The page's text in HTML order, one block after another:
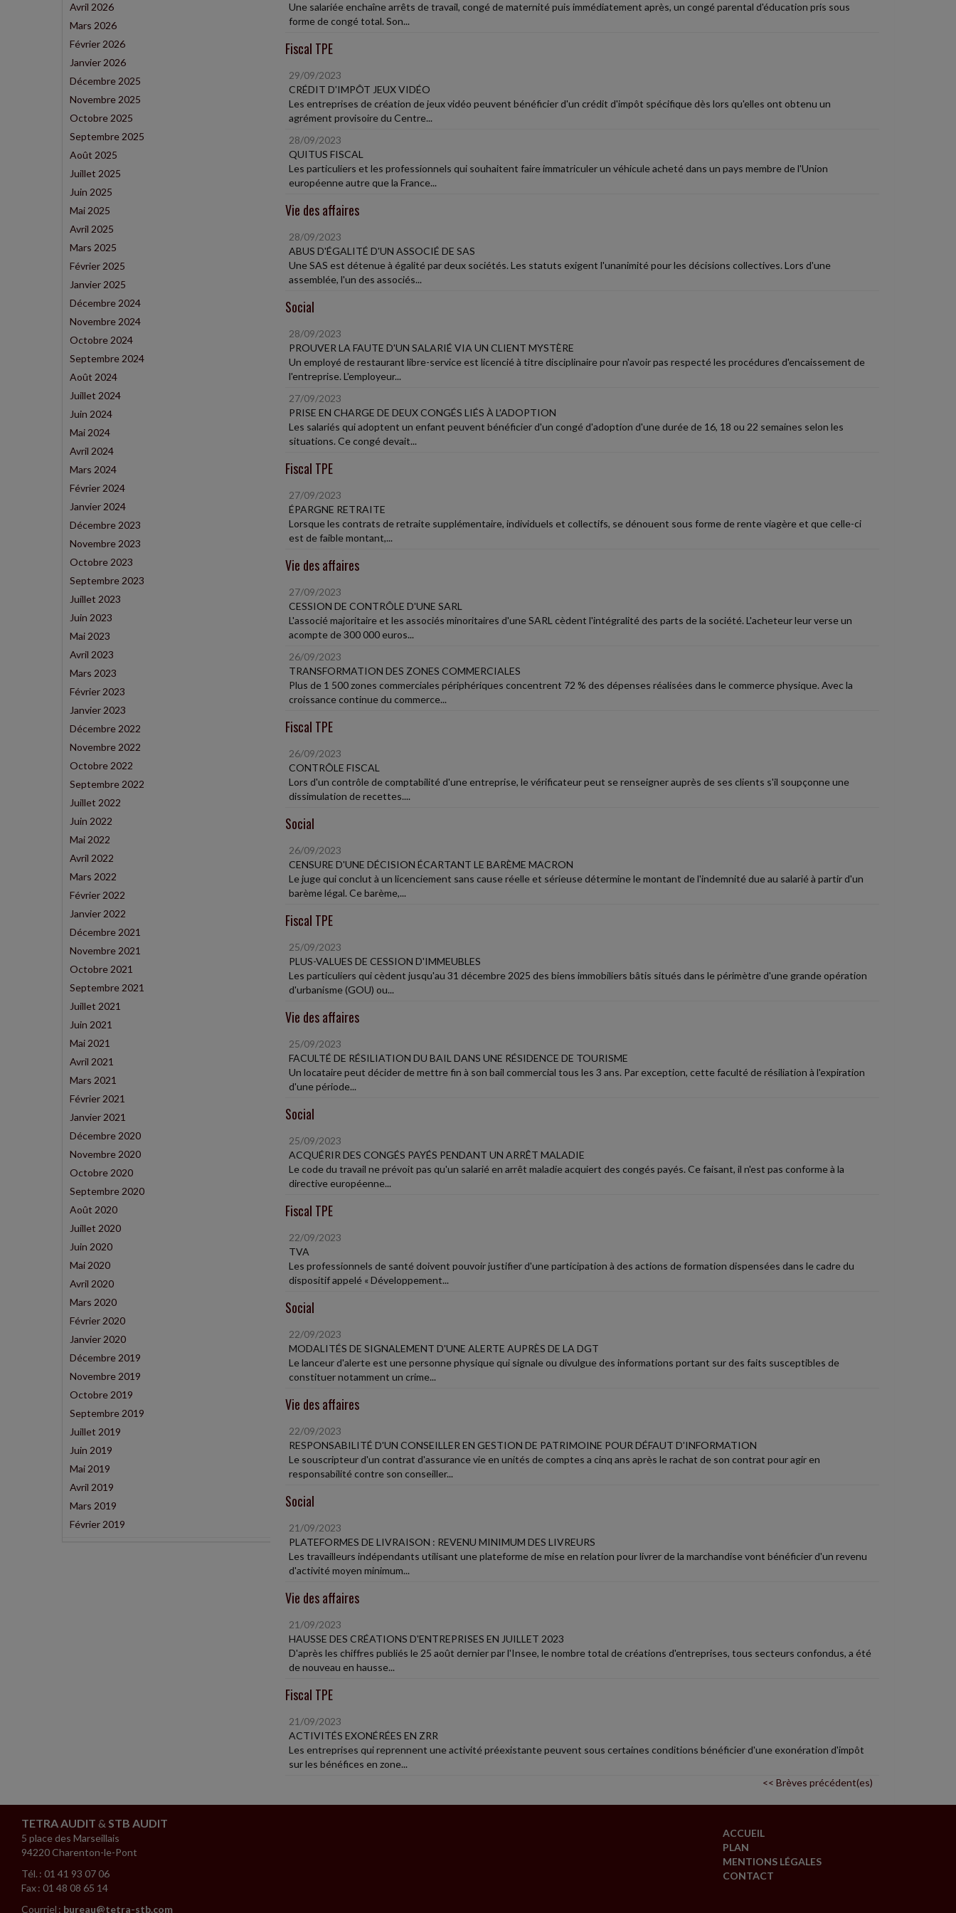
Avril 2026
Mars 2026
Février 2026
Janvier 2026
Décembre 2025
Novembre 2025
Octobre 2025
Septembre 2025
Août 2025
Juillet 2025
Juin 2025
Mai 2025
Avril 2025
Mars 2025
Février 2025
Janvier 2025
Décembre 2024
Novembre 2024
Octobre 2024
Septembre 2024
Août 2024
Juillet 2024
Juin 2024
Mai 2024
Avril 2024
Mars 2024
Février 2024
Janvier 2024
Décembre 2023
Novembre 2023
Octobre 2023
Septembre 2023
Juillet 2023
Juin 2023
Mai 2023
Avril 2023
Mars 2023
Février 2023
Janvier 2023
Décembre 2022
Novembre 2022
Octobre 2022
Septembre 2022
Juillet 2022
Juin 2022
Mai 2022
Avril 2022
Mars 2022
Février 2022
Janvier 2022
Décembre 2021
Novembre 2021
Octobre 2021
Septembre 2021
Juillet 2021
Juin 2021
Mai 2021
Avril 2021
Mars 2021
Février 2021
Janvier 2021
Décembre 2020
Novembre 2020
Octobre 2020
Septembre 2020
Août 2020
Juillet 2020
Juin 2020
Mai 2020
Avril 2020
Mars 2020
Février 2020
Janvier 2020
Décembre 2019
Novembre 2019
Octobre 2019
Septembre 2019
Juillet 2019
Juin 2019
Mai 2019
Avril 2019
Mars 2019
Février 2019
Une salariée enchaîne arrêts de travail, congé de maternité puis immédiatement après, un congé parental d'éducation pris sous
forme de congé total. Son...
Fiscal TPE
29/09/2023
CRÉDIT D'IMPÔT JEUX VIDÉO
Les entreprises de création de jeux vidéo peuvent bénéficier d'un crédit d'impôt spécifique dès lors qu'elles ont obtenu un
agrément provisoire du Centre...
28/09/2023
QUITUS FISCAL
Les particuliers et les professionnels qui souhaitent faire immatriculer un véhicule acheté dans un pays membre de l'Union
européenne autre que la France...
Vie des affaires
28/09/2023
ABUS D'ÉGALITÉ D'UN ASSOCIÉ DE SAS
Une SAS est détenue à égalité par deux sociétés. Les statuts exigent l'unanimité pour les décisions collectives. Lors d'une
assemblée, l'un des associés...
Social
28/09/2023
PROUVER LA FAUTE D'UN SALARIÉ VIA UN CLIENT MYSTÈRE
Un employé de restaurant libre-service est licencié à titre disciplinaire pour n'avoir pas respecté les procédures d'encaissement de
l'entreprise. L'employeur...
27/09/2023
PRISE EN CHARGE DE DEUX CONGÉS LIÉS À L'ADOPTION
Les salariés qui adoptent un enfant peuvent bénéficier d'un congé d'adoption d'une durée de 16, 18 ou 22 semaines selon les
situations. Ce congé devait...
Fiscal TPE
27/09/2023
ÉPARGNE RETRAITE
Lorsque les contrats de retraite supplémentaire, individuels et collectifs, se dénouent sous forme de rente viagère et que celle-ci
est de faible montant,...
Vie des affaires
27/09/2023
CESSION DE CONTRÔLE D'UNE SARL
L'associé majoritaire et les associés minoritaires d'une SARL cèdent l'intégralité des parts de la société. L'acheteur leur verse un
acompte de 300 000 euros...
26/09/2023
TRANSFORMATION DES ZONES COMMERCIALES
Plus de 1 500 zones commerciales périphériques concentrent 72 % des dépenses réalisées dans le commerce physique. Avec la
croissance continue du commerce...
Fiscal TPE
26/09/2023
CONTRÔLE FISCAL
Lors d'un contrôle de comptabilité d'une entreprise, le vérificateur peut se renseigner auprès de ses clients s'il soupçonne une
dissimulation de recettes....
Social
26/09/2023
CENSURE D'UNE DÉCISION ÉCARTANT LE BARÈME MACRON
Le juge qui conclut à un licenciement sans cause réelle et sérieuse détermine le montant de l'indemnité due au salarié à partir d'un
barème légal. Ce barème,...
Fiscal TPE
25/09/2023
PLUS-VALUES DE CESSION D'IMMEUBLES
Les particuliers qui cèdent jusqu'au 31 décembre 2025 des biens immobiliers bâtis situés dans le périmètre d'une grande opération
d'urbanisme (GOU) ou...
Vie des affaires
25/09/2023
FACULTÉ DE RÉSILIATION DU BAIL DANS UNE RÉSIDENCE DE TOURISME
Un locataire peut décider de mettre fin à son bail commercial tous les 3 ans. Par exception, cette faculté de résiliation à l'expiration
d'une période...
Social
25/09/2023
ACQUÉRIR DES CONGÉS PAYÉS PENDANT UN ARRÊT MALADIE
Le code du travail ne prévoit pas qu'un salarié en arrêt maladie acquiert des congés payés. Ce faisant, il n'est pas conforme à la
directive européenne...
Fiscal TPE
22/09/2023
TVA
Les professionnels de santé doivent pouvoir justifier d'une participation à des actions de formation dispensées dans le cadre du
dispositif appelé « Développement...
Social
22/09/2023
MODALITÉS DE SIGNALEMENT D'UNE ALERTE AUPRÈS DE LA DGT
Le lanceur d'alerte est une personne physique qui signale ou divulgue des informations portant sur des faits susceptibles de
constituer notamment un crime...
Vie des affaires
22/09/2023
RESPONSABILITÉ D'UN CONSEILLER EN GESTION DE PATRIMOINE POUR DÉFAUT D'INFORMATION
Le souscripteur d'un contrat d'assurance vie en unités de comptes a cinq ans après le rachat de son contrat pour agir en
responsabilité contre son conseiller...
Social
21/09/2023
PLATEFORMES DE LIVRAISON : REVENU MINIMUM DES LIVREURS
Les travailleurs indépendants utilisant une plateforme de mise en relation pour livrer de la marchandise vont bénéficier d'un revenu
d'activité moyen minimum...
Vie des affaires
21/09/2023
HAUSSE DES CRÉATIONS D'ENTREPRISES EN JUILLET 2023
D'après les chiffres publiés le 25 août dernier par l'Insee, le nombre total de créations d'entreprises, tous secteurs confondus, a été
de nouveau en hausse...
Fiscal TPE
21/09/2023
ACTIVITÉS EXONÉRÉES EN ZRR
Les entreprises qui reprennent une activité préexistante peuvent sous certaines conditions bénéficier d'une exonération d'impôt
sur les bénéfices en zone...
<< Brèves précédent(es)
TETRA AUDIT & STB AUDIT
5 place des Marseillais
94220 Charenton-le-Pont
Tél. : 01 41 93 07 06
Fax : 01 48 08 65 14
Courriel : bureau@tetra-stb.com
ACCUEIL
PLAN
MENTIONS LÉGALES
CONTACT